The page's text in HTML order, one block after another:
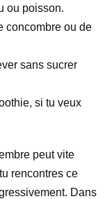
ou poisson.
concombre ou de
sans sucrer
si tu veux
peut vite
rencontres ce
Dans